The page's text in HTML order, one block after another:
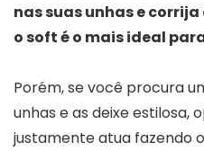
nas suas unhas e
o soft é o mais ideal
Porém, se você procura
unhas e as deixe estilosa,
justamente atua fazendo